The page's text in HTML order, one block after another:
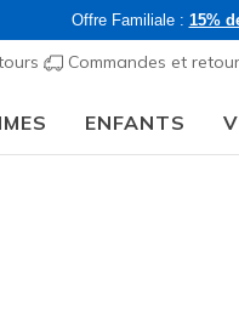
Offre Familiale : 15%
Commandes et
ENFANTS